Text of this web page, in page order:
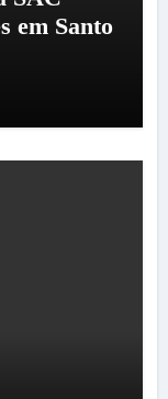
em Santo